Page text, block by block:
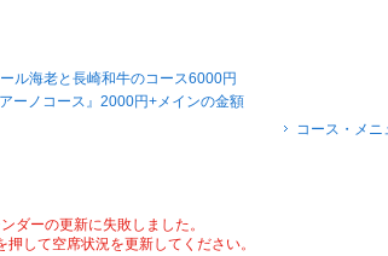
ル海老と長崎和牛のコース6000円
ーノコース』2000円+メインの金額
コース・メニ
ダーの更新に失敗しました。
押して空席状況を更新してください。